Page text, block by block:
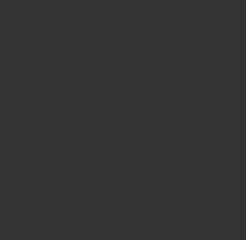
в фитнесе для людей, стремящихся безопасно
счет небольших размеров тренажера для тренировок
имитируют ходьбу, подъем на лестницу. Степ-